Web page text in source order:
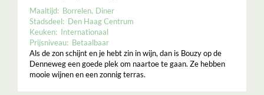
Maaltijd: Borrelen Diner
Stadsdeel: Den Haag Centrum
Keuken: Internationaal
Prijsniveau: Betaalbaar
Als de zon schijnt en je hebt zin in wijn, dan is Bouzy op de
Denneweg een goede plek om naartoe te gaan. Ze hebben
mooie wijnen en een zonnig terras.